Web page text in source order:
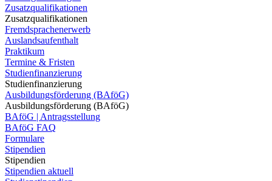
Zusatzqualifikationen
Zusatzqualifikationen
Fremdsprachenerwerb
Auslandsaufenthalt
Praktikum
Termine & Fristen
Studienfinanzierung
Studienfinanzierung
Ausbildungsförderung (BAföG)
Ausbildungsförderung (BAföG)
BAföG | Antragsstellung
BAföG FAQ
Formulare
Stipendien
Stipendien
Stipendien aktuell